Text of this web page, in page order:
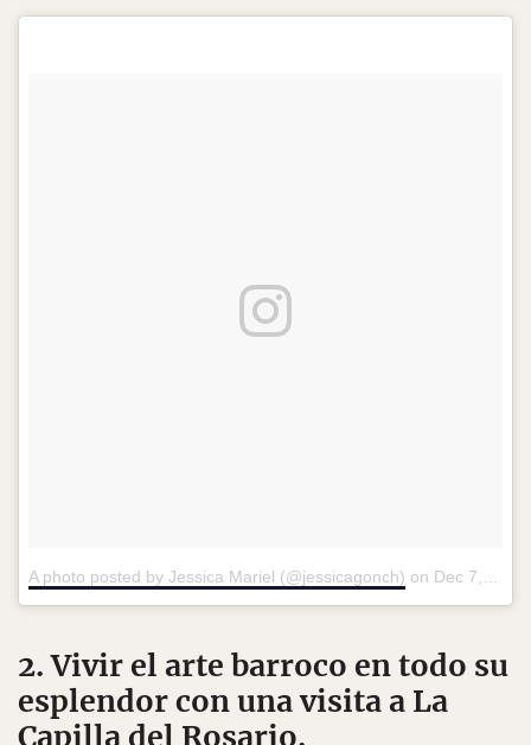
A photo posted by Jessica Mariel (@jessicagonch) on Dec 7, 2015 at 6:22pm PST
2. Vivir el arte barroco en todo su
esplendor con una visita a La
Capilla del Rosario.